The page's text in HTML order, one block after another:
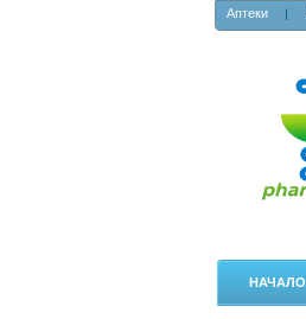
Аптеки
НАЧАЛО